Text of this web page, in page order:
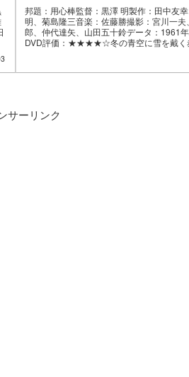
邦題：用心棒監督：黒澤 明製作：田中友
明、菊島隆三音楽：佐藤勝撮影：宮川一
郎、仲代達矢、山田五十鈴データ：1961
DVD評価：★★★★☆冬の青空に雪を戴く
サーリンク